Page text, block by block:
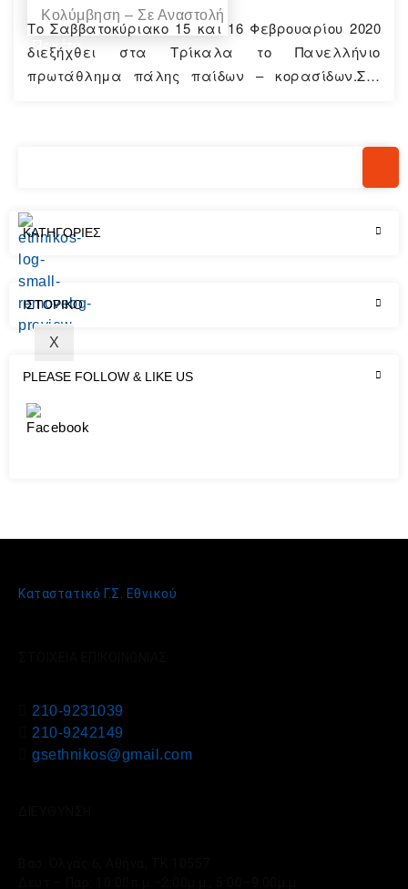
Κολύμβηση – Σε Αναστολή
Πακέτα
Γυμναστικής
X
Το Σαββατοκύριακο 15 και 16 Φεβρουαρίου 2020
διεξήχθει στα Τρίκαλα το Πανελλήνιο
πρωτάθλημα πάλης παίδων – κορασίδων.Στο
(55κ.) Θεοδωρακόπουλος Δήμος (65κ.)
Οδυσσέας (80κ.) Κουτσούκος Θοδωρής (80κ.)
Κότσαρης Δημήτρης (92κ.) Βρισκόμαστε στην
πολύ ευχάριστη θέση να σας ανακοινώσουμε
‘οτι…
KΑΤΗΓΟΡΊΕΣ
ΙΣΤΟΡΙΚΌ
PLEASE FOLLOW & LIKE US
Καταστατικό Γ.Σ. Εθνικού
210-9231039
210-9242149
gsethnikos@gmail.com